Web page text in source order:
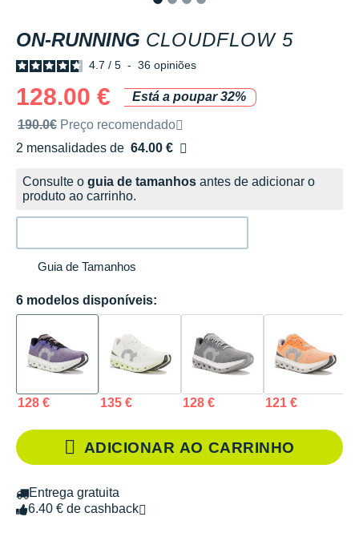
ON-RUNNING CLOUDFLOW 5
4.7 / 5 - 36 opiniões
128.00 €
Está a poupar 32%
Preço de venda recomendado pela marca
190.0€ Preço recomendado
2 mensalidades de 64.00 €
sem custos
Consulte o guia de tamanhos antes de adicionar o
produto ao carrinho.
Guia de Tamanhos
6 modelos disponíveis:
128 € 135 € 128 € 121 €
ADICIONAR AO CARRINHO
Entrega gratuita
6.40 € de cashback